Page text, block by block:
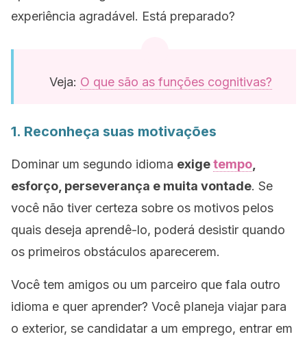
experiência agradável. Está preparado?
Veja: O que são as funções cognitivas?
1. Reconheça suas motivações
Dominar um segundo idioma exigetempo
esforço, perseverança e muita vontade. Se
você não tiver certeza sobre os motivos pelos
quais deseja aprendê-lo, poderá desistir quando
os primeiros obstáculos aparecerem.
Você tem amigos ou um parceiro que fala outro
idioma e quer aprender? Você planeja viajar para
o exterior, se candidatar a um emprego, entrar em